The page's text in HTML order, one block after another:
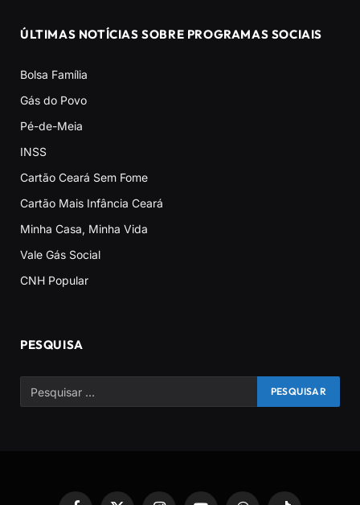
ÚLTIMAS NOTÍCIAS SOBRE PROGRAMAS SOCIAIS
Bolsa Família
Gás do Povo
Pé-de-Meia
INSS
Cartão Ceará Sem Fome
Cartão Mais Infância Ceará
Minha Casa, Minha Vida
Vale Gás Social
CNH Popular
PESQUISA